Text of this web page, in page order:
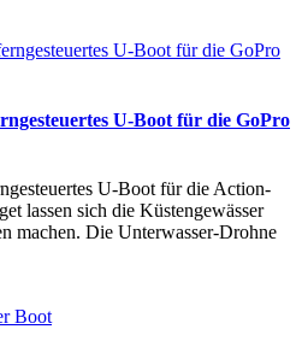
U-Boot für die GoPro
U-Boot für die Action-
lassen sich die Küstengewässer
machen. Die Unterwasser-Drohne